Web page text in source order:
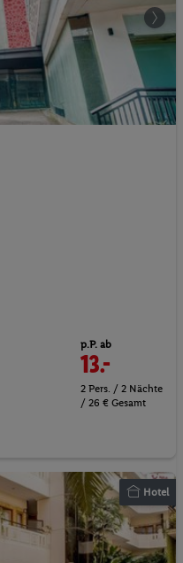
p.P. ab
13.-
2 Pers. / 2 Nächte
/ 26 € Gesamt
Hotel